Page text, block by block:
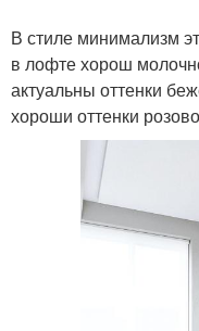
В стиле минимализм
в лофте хорош
актуальны оттенки
хороши оттенки